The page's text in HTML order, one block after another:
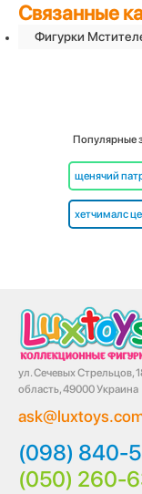
Связанные
Фигурки
Популярные
щенячий
хетчималс
ул. Сечевых Стрельцов,
область, 49000 Украина
(098) 840-
(050) 260-